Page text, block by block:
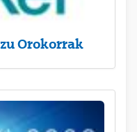
Orokorrak